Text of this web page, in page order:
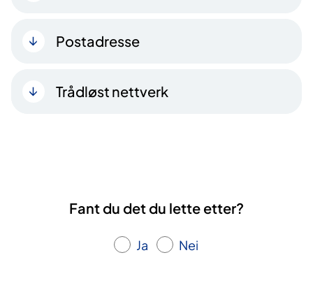
Postadresse
Trådløst nettverk
Fant du det du lette etter?
Ja Nei